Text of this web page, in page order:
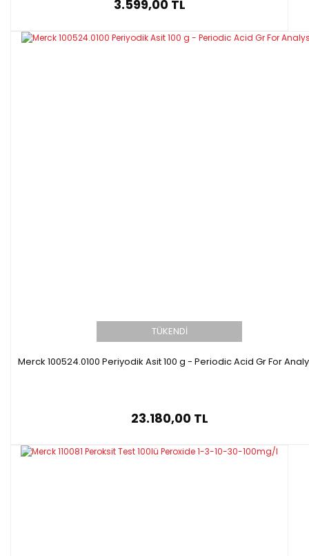
3.599,00 TL
TÜKENDİ
Merck 100524.0100 Periyodik Asit 100 g - Periodic Acid Gr For
23.180,00 TL